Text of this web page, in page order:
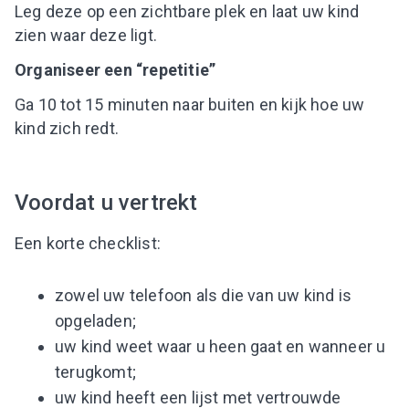
Leg deze op een zichtbare plek en laat uw kind
zien waar deze ligt.
Organiseer een “repetitie”
Ga 10 tot 15 minuten naar buiten en kijk hoe uw
kind zich redt.
Voordat u vertrekt
Een korte checklist:
zowel uw telefoon als die van uw kind is
opgeladen;
uw kind weet waar u heen gaat en wanneer u
terugkomt;
uw kind heeft een lijst met vertrouwde